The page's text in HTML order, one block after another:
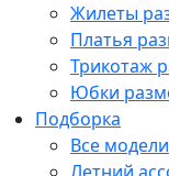
Жилеты
Платья
Трикотаж
Юбки
Подборка
Все модели